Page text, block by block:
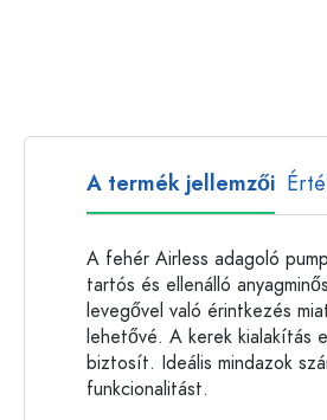
A termék jellemzői
A fehér Airless adagoló
tartós és ellenálló
levegővel való érintkezés
lehetővé. A kerek kialakítás
biztosít. Ideális mindazok
funkcionalitást.